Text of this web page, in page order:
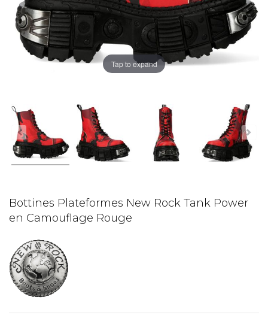
Tap to expand
Bottines Plateformes New Rock Tank Power
en Camouflage Rouge